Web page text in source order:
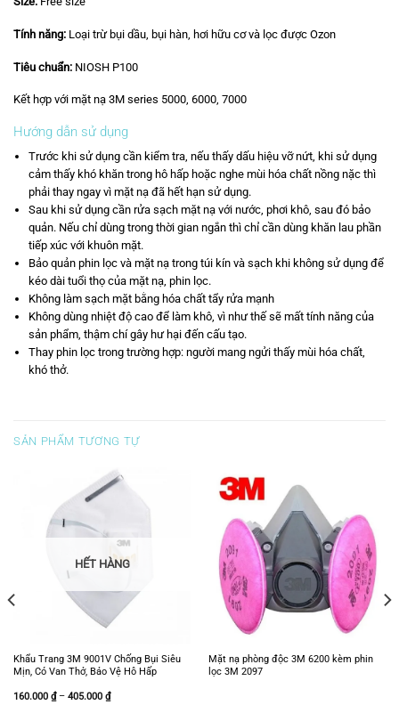
Tính năng: Loại trừ bụi dầu, bụi hàn, hơi hữu cơ và lọc được Ozon
Tiêu chuẩn: NIOSH P100
Kết hợp với mặt nạ 3M series 5000, 6000, 7000
Hướng dẫn sử dụng
Trước khi sử dụng cần kiểm tra, nếu thấy dấu hiệu vỡ nứt, khi sử dụng
cảm thấy khó khăn trong hô hấp hoặc nghe mùi hóa chất nồng nặc thì
phải thay ngay vì mặt nạ đã hết hạn sử dụng.
Sau khi sử dụng cần rửa sạch mặt nạ với nước, phơi khô, sau đó bảo
quản. Nếu chỉ dùng trong thời gian ngắn thì chỉ cần dùng khăn lau phần
tiếp xúc với khuôn mặt.
Bảo quản phin lọc và mặt nạ trong túi kín và sạch khi không sử dụng để
kéo dài tuổi thọ của mặt nạ, phin lọc.
Không làm sạch mặt bằng hóa chất tẩy rửa mạnh
Không dùng nhiệt độ cao để làm khô, vì như thế sẽ mất tính năng của
sản phẩm, thậm chí gây hư hại đến cấu tạo.
Thay phin lọc trong trường hợp: người mang ngửi thấy mùi hóa chất,
khó thở.
SẢN PHẨM TƯƠNG TỰ
HẾT HÀNG
Khẩu Trang 3M 9001V Chống Bụi Siêu
Mịn, Có Van Thở, Bảo Vệ Hô Hấp
160.000 ₫ – 405.000 ₫Khoảng
giá:
Mặt nạ phòng độc 3M 6200 kèm phin
lọc 3M 2097